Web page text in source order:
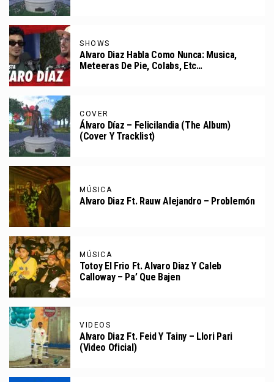
SHOWS
Alvaro Diaz Habla Como Nunca: Musica,
Meteeras De Pie, Colabs, Etc…
COVER
Álvaro Díaz – Felicilandia (The Album)
(Cover Y Tracklist)
MÚSICA
Alvaro Diaz Ft. Rauw Alejandro – Problemón
MÚSICA
Totoy El Frio Ft. Alvaro Diaz Y Caleb
Calloway – Pa’ Que Bajen
VIDEOS
Alvaro Diaz Ft. Feid Y Tainy – Llori Pari
(Video Oficial)